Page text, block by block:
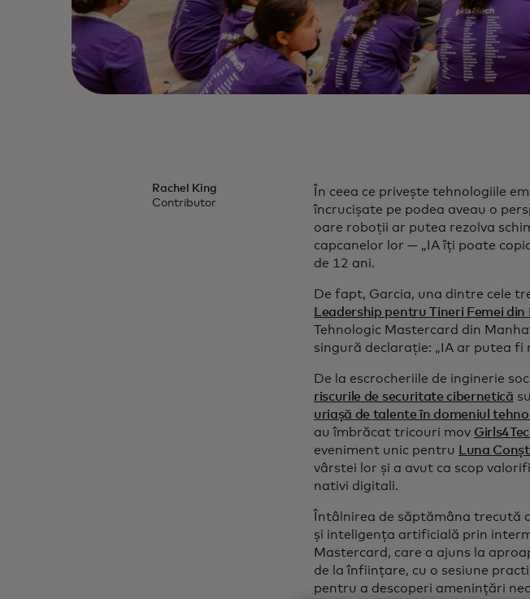
Rachel King
Contributor
În ceea ce privește tehnologiile
încrucișate pe podea aveau o
oare roboții ar putea rezolva
capcanelor lor — „IA îți poate
de 12 ani.
De fapt, Garcia, una dintre cele
Leadership pentru Tineri Femei din
Tehnologic Mastercard din
singură declarație: „IA ar putea fi
De la escrocheriile de inginerie
riscurile de securitate cibernetică
uriașă de talente în domeniul
au îmbrăcat tricouri mov
eveniment unic pentru Luna
vârstei lor și a avut ca scop
nativi digitali.
Întâlnirea de săptămâna trecută
și inteligența artificială prin
Mastercard, care a ajuns la
de la înființare, cu o sesiune
pentru a descoperi amenințări